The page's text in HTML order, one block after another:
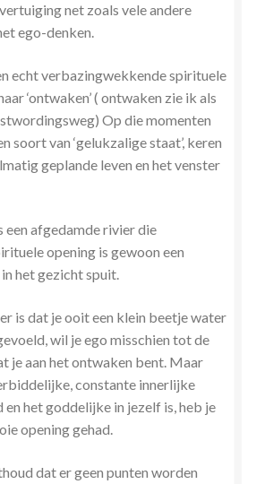
met 17 Archeia en hun
net zoals vele andere
ego-denken.
echt verbazingwekkende spirituele
‘ontwaken’ ( ontwaken zie ik als
Op die momenten
soort van ‘gelukzalige staat’, keren
geplande leven en het venster
een afgedamde rivier die
opening is gewoon een
het gezicht spuit.
is dat je ooit een klein beetje water
wil je ego misschien tot de
je aan het ontwaken bent. Maar
constante innerlijke
en het goddelijke in jezelf is, heb je
opening gehad.
dat er geen punten worden